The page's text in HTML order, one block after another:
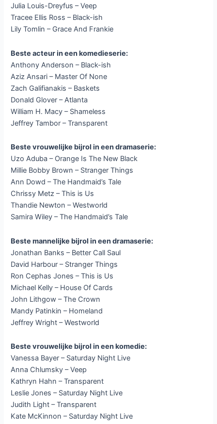
Julia Louis-Dreyfus – Veep
Tracee Ellis Ross – Black-ish
Lily Tomlin – Grace And Frankie
Beste acteur in een komedieserie:
Anthony Anderson – Black-ish
Aziz Ansari – Master Of None
Zach Galifianakis – Baskets
Donald Glover – Atlanta
William H. Macy – Shameless
Jeffrey Tambor – Transparent
Beste vrouwelijke bijrol in een dramaserie:
Uzo Aduba – Orange Is The New Black
Millie Bobby Brown – Stranger Things
Ann Dowd – The Handmaid’s Tale
Chrissy Metz – This is Us
Thandie Newton – Westworld
Samira Wiley – The Handmaid’s Tale
Beste mannelijke bijrol in een dramaserie:
Jonathan Banks – Better Call Saul
David Harbour – Stranger Things
Ron Cephas Jones – This is Us
Michael Kelly – House Of Cards
John Lithgow – The Crown
Mandy Patinkin – Homeland
Jeffrey Wright – Westworld
Beste vrouwelijke bijrol in een komedie:
Vanessa Bayer – Saturday Night Live
Anna Chlumsky – Veep
Kathryn Hahn – Transparent
Leslie Jones – Saturday Night Live
Judith Light – Transparent
Kate McKinnon – Saturday Night Live